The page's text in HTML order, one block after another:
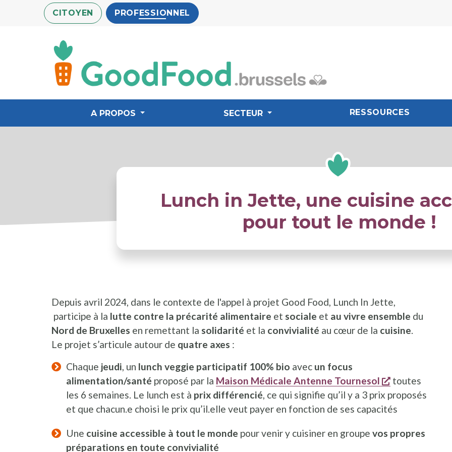
CITOYEN PROFESSIONNEL
A PROPOS SECTEUR RESSOURCES
Lunch in Jette, une cuisine
pour tout le monde !
Depuis avril 2024, dans le contexte de l'appel à projet Good Food, Lunch In Jette,
participe à la lutte contre la précarité alimentaire et sociale et au vivre ensemble du
Nord de Bruxelles en remettant la solidarité et la convivialité au cœur de la cuisine.
Le projet s’articule autour de quatre axes :
Chaque jeudi, un lunch veggie participatif 100% bio avec un focus
alimentation/santé proposé par la Maison Médicale Antenne Tournesol s'ouvre dans
toutes
les 6 semaines. Le lunch est à prix différencié, ce qui signifie qu’il y a 3 prix proposés
et que chacun.e choisi le prix qu’il.elle veut payer en fonction de ses capacités
Une cuisine accessible à tout le monde pour venir y cuisiner en groupe vos propres
préparations en toute convivialité